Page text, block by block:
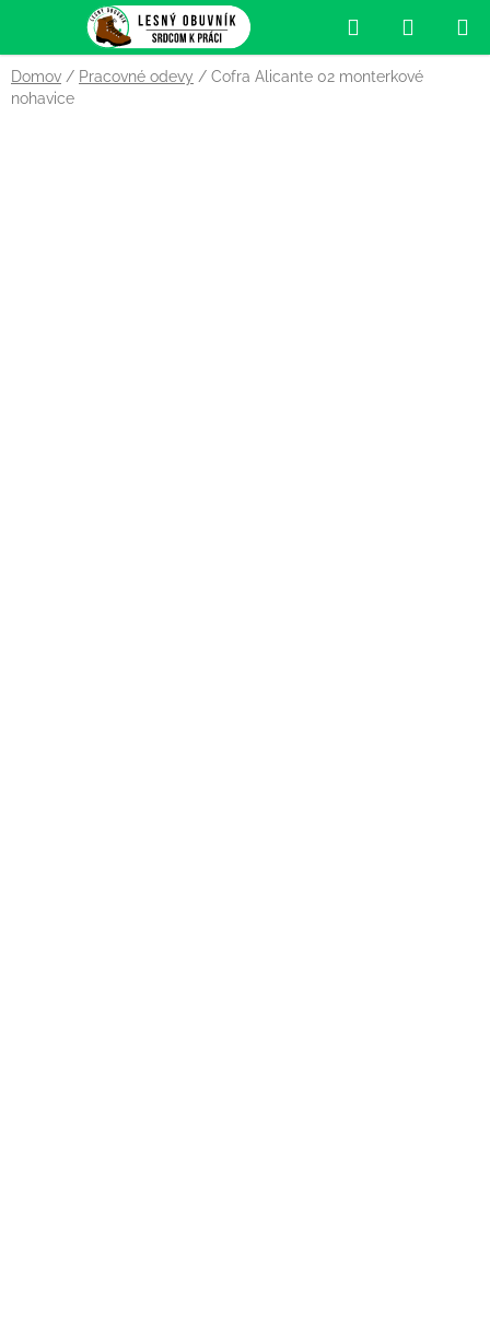
obsah
Hľadať
KOŠÍK
Domov / Pracovné odevy / Cofra Alicante 02 monterkové
nohavice